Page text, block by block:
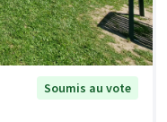
Soumis au vote